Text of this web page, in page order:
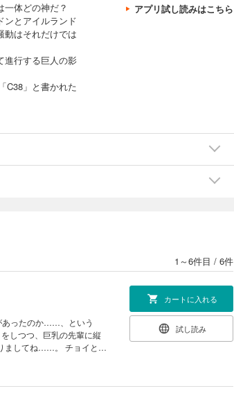
体どの神だ？
ンとアイルランド
動はそれだけでは
進行する巨人の影
C38」と書かれた
アプリ試し読みはこちら
1～6件目 / 6件
あったのか……、という
しつつ、巨乳の先輩に縦
ましてね……。 チョイと気
カートに入れる
試し読み